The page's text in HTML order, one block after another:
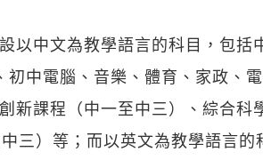
以中文為教學語言的科目，包括
中電腦、音樂、體育、家政、
新課程（中一至中三）、綜合
三）等；而以英文為教學語言的